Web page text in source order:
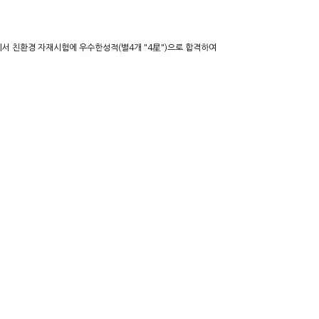
친환경 자재시험에 우수한성적(별4개 "4星")으로 합격하여